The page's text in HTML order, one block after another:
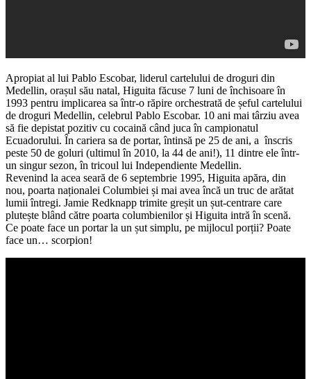
Apropiat al lui Pablo Escobar, liderul cartelului de droguri din
Medellin, orașul său natal, Higuita făcuse 7 luni de închisoare în
1993 pentru implicarea sa într-o răpire orchestrată de șeful cartelului
de droguri Medellin, celebrul Pablo Escobar. 10 ani mai târziu avea
să fie depistat pozitiv cu cocaină când juca în campionatul
Ecuadorului. În cariera sa de portar, întinsă pe 25 de ani, a înscris
peste 50 de goluri (ultimul în 2010, la 44 de ani!), 11 dintre ele într-
un singur sezon, în tricoul lui Independiente Medellin.
Revenind la acea seară de 6 septembrie 1995, Higuita apăra, din
nou, poarta naționalei Columbiei și mai avea încă un truc de arătat
lumii întregi. Jamie Redknapp trimite greșit un șut-centrare care
plutește blând către poarta columbienilor și Higuita intră în scenă.
Ce poate face un portar la un șut simplu, pe mijlocul porții? Poate
face un… scorpion!